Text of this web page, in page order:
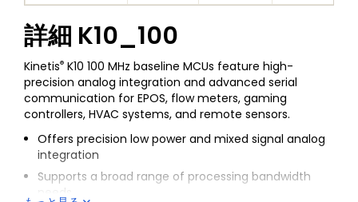
詳細 K10_100
Kinetis® K10 100 MHz baseline MCUs feature high-
precision analog integration and advanced serial
communication for EPOS, flow meters, gaming
controllers, HVAC systems, and remote sensors.
Offers precision low power and mixed signal analog
integration
Supports a broad range of processing bandwidth
needs